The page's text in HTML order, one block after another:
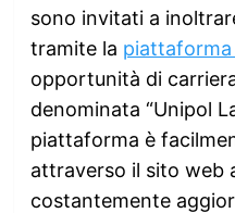
sono invitati a
tramite la
opportunità di
denominata “Unipol
piattaforma è
attraverso il sito web
costantemente